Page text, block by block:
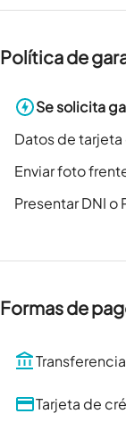
Política de
Se solicita
Datos de
Enviar foto
Presentar DNI o
Formas de
Tarjeta de